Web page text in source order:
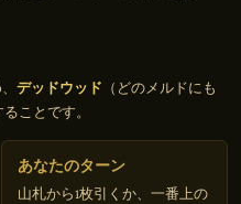
デッドウッド （どのメルドにも
ことです。
あなたのターン
山札から1枚引くか、一番上の